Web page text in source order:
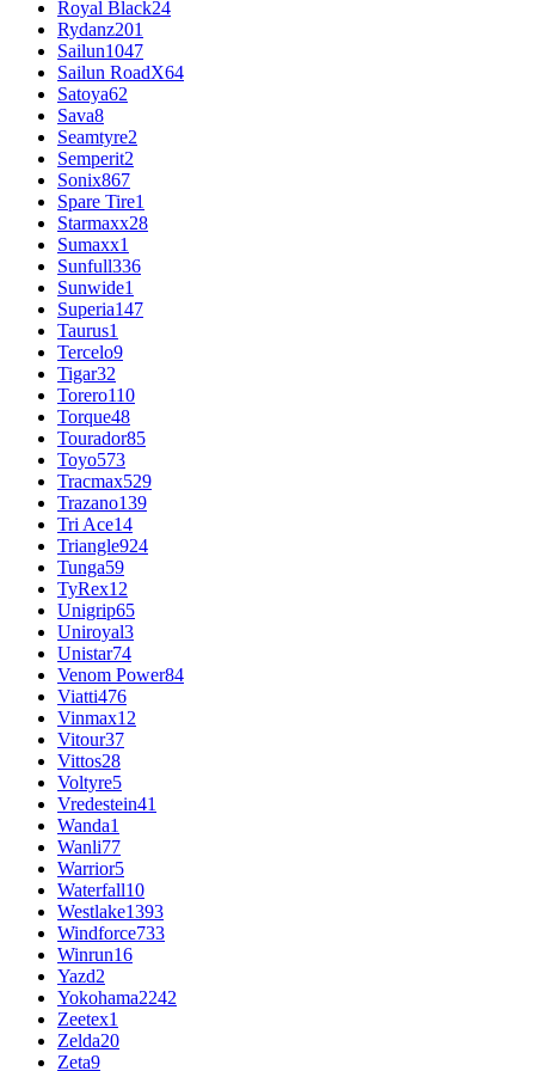
Royal Black24
Rydanz201
Sailun1047
Sailun RoadX64
Satoya62
Sava8
Seamtyre2
Semperit2
Sonix867
Spare Tire1
Starmaxx28
Sumaxx1
Sunfull336
Sunwide1
Superia147
Taurus1
Tercelo9
Tigar32
Torero110
Torque48
Tourador85
Toyo573
Tracmax529
Trazano139
Tri Ace14
Triangle924
Tunga59
TyRex12
Unigrip65
Uniroyal3
Unistar74
Venom Power84
Viatti476
Vinmax12
Vitour37
Vittos28
Voltyre5
Vredestein41
Wanda1
Wanli77
Warrior5
Waterfall10
Westlake1393
Windforce733
Winrun16
Yazd2
Yokohama2242
Zeetex1
Zelda20
Zeta9